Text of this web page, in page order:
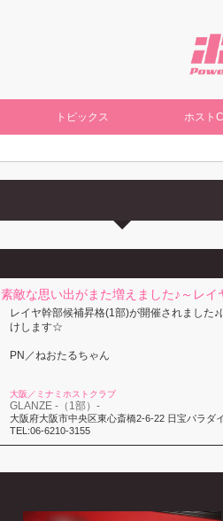
トピックス ホスト
素敵な思い出がまた増えました♪～レイ
レイヤ幹部候補昇格(1部)が開催されました
けします☆
PN／ねおたるちゃん
大阪／ミナミホストクラブ
GLANZE -（1部）-
大阪府大阪市中央区東心斎橋2-6-22 日宝パラダ
TEL:06-6210-3155